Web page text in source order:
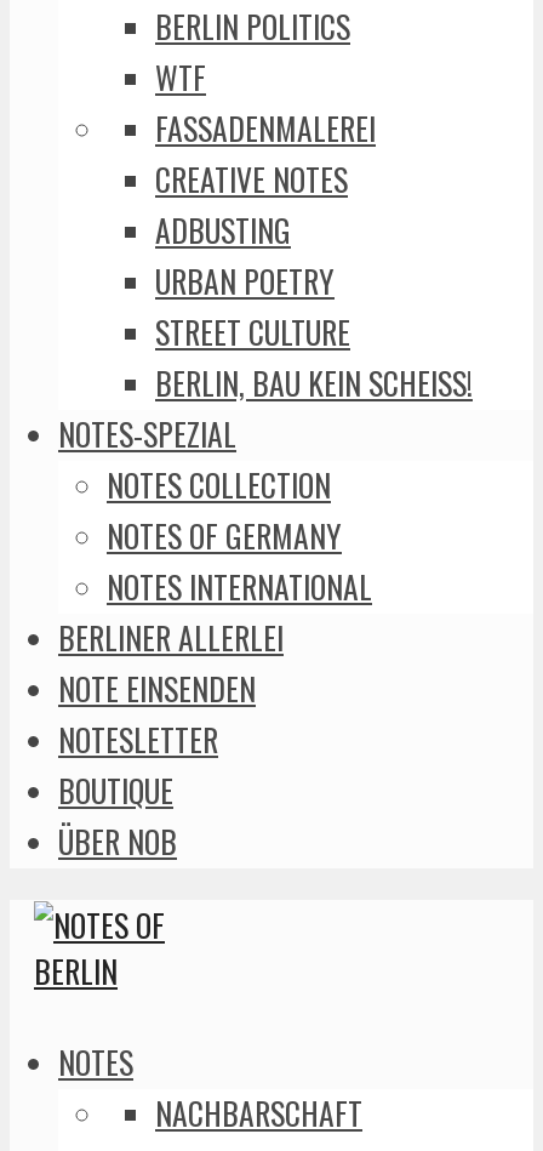
BERLIN POLITICS
WTF
FASSADENMALEREI
CREATIVE NOTES
ADBUSTING
URBAN POETRY
STREET CULTURE
BERLIN, BAU KEIN SCHEISS!
NOTES-SPEZIAL
NOTES COLLECTION
NOTES OF GERMANY
NOTES INTERNATIONAL
BERLINER ALLERLEI
NOTE EINSENDEN
NOTESLETTER
BOUTIQUE
ÜBER NOB
NOTES
NACHBARSCHAFT